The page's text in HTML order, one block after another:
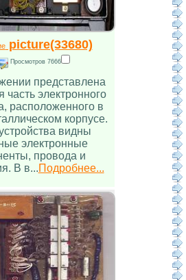
picture(33680)
Просмотров 7666
представлена
часть электронного
расположенного в
корпусе.
видны
электронные
провода и
В в...Подробнее...